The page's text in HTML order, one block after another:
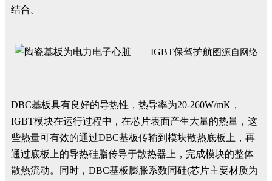
结合。
图源自网络
DBC基板具有良好的导热性，热导率为20-260W/mK，
IGBT模块在运行过程中，在芯片表面产生大量的热量，这
些热量可有效的通过DBC基板传输到模块散热底板上，再
通过底板上的导热硅脂传导于散热器上，完成模块的整体
散热流动。同时，DBC基板膨胀系数同硅(芯片主要材质为